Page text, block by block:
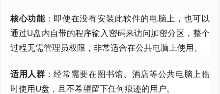
核心功能：即使在没有安装此软件的电脑上，也可以
通过U盘内自带的程序输入密码来访问加密分区，整个
过程无需管理员权限，非常适合在公共电脑上使用。
适用人群 ：经常需要在图书馆、酒店等公共电脑上临
时使用U盘，且不希望留下任何痕迹的用户。